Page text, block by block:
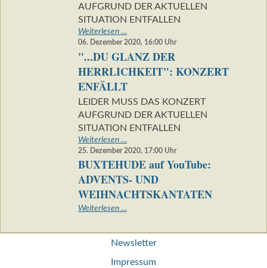
AUFGRUND DER AKTUELLEN
SITUATION ENTFALLEN
Weiterlesen …"...DU
GLANZ
DER
KONZERT
ENTFÄLLT
06. Dezember 2020, 16:00 Uhr
"...DU GLANZ DER
HERRLICHKEIT": KONZERT
ENFÄLLT
LEIDER MUSS DAS KONZERT
AUFGRUND DER AKTUELLEN
SITUATION ENTFALLEN
Weiterlesen …"...DU
GLANZ
DER
KONZERT
ENFÄLLT
25. Dezember 2020, 17:00 Uhr
BUXTEHUDE auf YouTube:
ADVENTS- UND
WEIHNACHTSKANTATEN
Weiterlesen …BUXTEHUDE
YouTube:
ADVENTS-
WEIHNACHTSKANTATEN
Newsletter
Impressum